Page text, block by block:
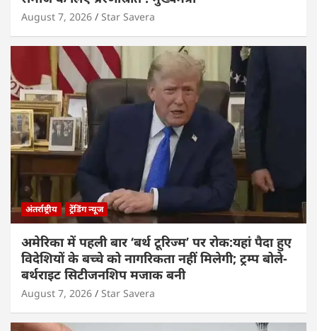
August 7, 2026 Star Savera
अंतर्राष्ट्रीय ट्रेंडिंग न्यूज
अमेरिका में पहली बार ‘बर्थ टूरिज्म’ पर रोक:यहां पैदा हुए
विदेशियों के बच्चे को नागरिकता नहीं मिलेगी; ट्रम्प बोले-
बर्थराइट सिटीजनशिप मजाक बनी
August 7, 2026 Star Savera